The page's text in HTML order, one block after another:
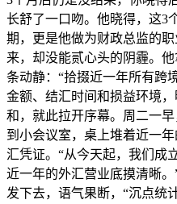
长舒了一口吻。他晓得，这3
期，更是他做为财政总监的
来，却没能贰心头的阴霾。
条动静：“拾掇近一年所有跨
金额、结汇时间和损益环境
和，就此拉开序幕。周二一
到小会议室，桌上堆着近一
汇凭证。“从今天起，我们成
近一年的外汇营业底摸清晰
发下去，语气果断，“沉点统